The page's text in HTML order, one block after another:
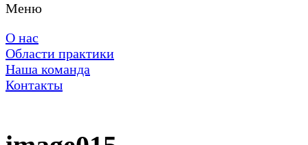
Меню
О нас
Области практики
Наша команда
Контакты